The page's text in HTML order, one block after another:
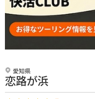
愛知県
恋路が浜